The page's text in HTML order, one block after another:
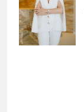
Cidade Milano
(foto Luna
Zunino)